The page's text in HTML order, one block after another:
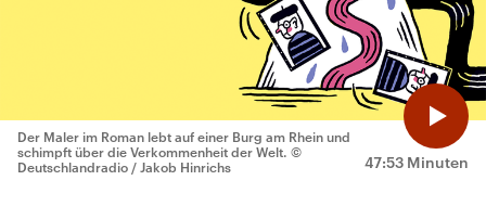
47:53 Minuten
Der Maler im Roman lebt auf einer Burg am Rhein und
schimpft über die Verkommenheit der Welt. ©
Deutschlandradio / Jakob Hinrichs